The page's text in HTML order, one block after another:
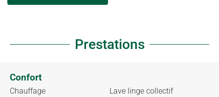
Prestations
Confort
Chauffage
Lave linge collectif